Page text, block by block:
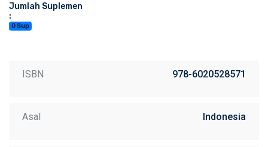
Jumlah Suplemen
:
0 Sup
ISBN 978-6020528571
Asal Indonesia